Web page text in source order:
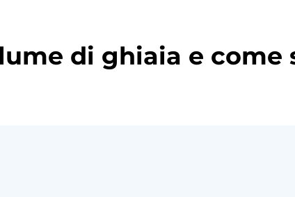
di ghiaia e come